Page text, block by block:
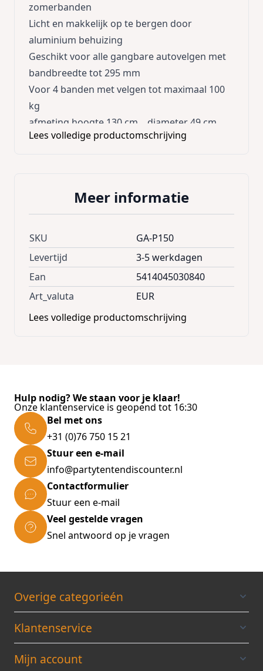
zomerbanden
Licht en makkelijk op te bergen door
aluminium behuizing
Geschikt voor alle gangbare autovelgen met
bandbreedte tot 295 mm
Voor 4 banden met velgen tot maximaal 100
kg
afmeting hoogte 130 cm, diameter 49 cm
Lees volledige productomschrijving
Meer informatie
SKU
GA-P150
Levertijd
3-5 werkdagen
Ean
5414045030840
Art_valuta
EUR
Lees volledige productomschrijving
Hulp nodig? We staan voor je klaar!
Onze klantenservice is geopend tot 16:30
Bel met ons
+31 (0)76 750 15 21
Stuur een e-mail
info@partytentendiscounter.nl
Contactformulier
Stuur een e-mail
Veel gestelde vragen
Snel antwoord op je vragen
Overige categorieén
Klantenservice
Mijn account